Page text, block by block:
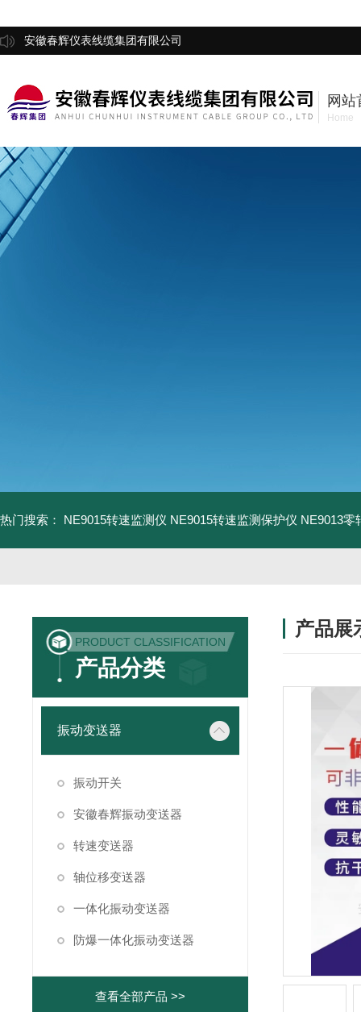
安徽春辉仪表线缆集团有限公司
网站
Home
热门搜索： NE9015转速监测仪 NE9015转速监测保护仪 NE9013零
PRODUCT CLASSIFICATION
产品分类
振动变送器
振动开关
安徽春辉振动变送器
转速变送器
轴位移变送器
一体化振动变送器
防爆一体化振动变送器
查看全部产品 >>
产品展